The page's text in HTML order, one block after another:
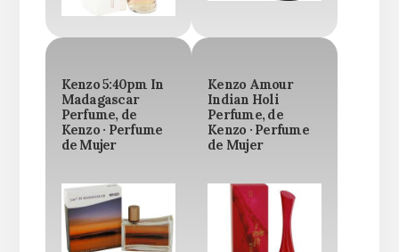
Kenzo 5:40pm In
Madagascar
Perfume, de
Kenzo · Perfume
de Mujer
Kenzo Amour
Indian Holi
Perfume, de
Kenzo · Perfume
de Mujer